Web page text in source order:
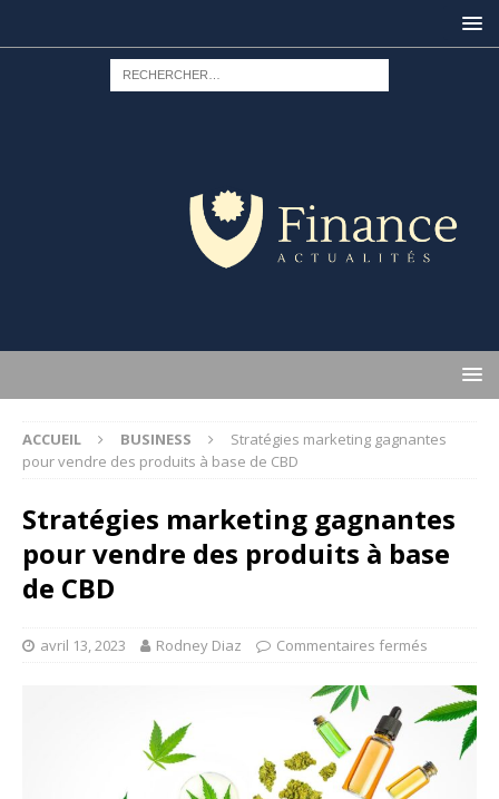
ACCUEIL BUSINESS
Stratégies marketing gagnantes
pour vendre des produits à base de CBD
Stratégies marketing gagnantes
pour vendre des produits à base
de CBD
avril 13, 2023 Rodney Diaz Commentaires fermés